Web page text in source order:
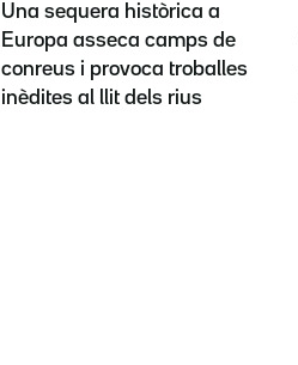
Una sequera històrica a
Europa asseca camps de
conreus i provoca troballes
inèdites al llit dels rius